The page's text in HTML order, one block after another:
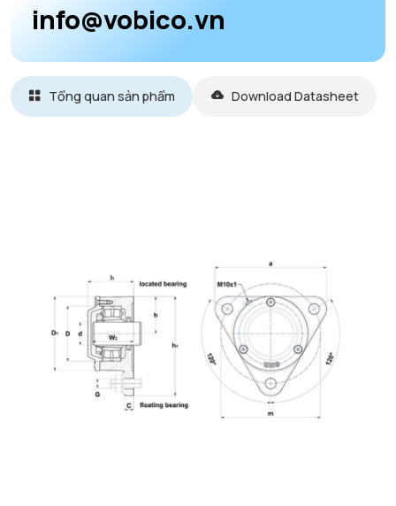
info@vobico.vn
Tổng quan sản phẩm Download Datasheet